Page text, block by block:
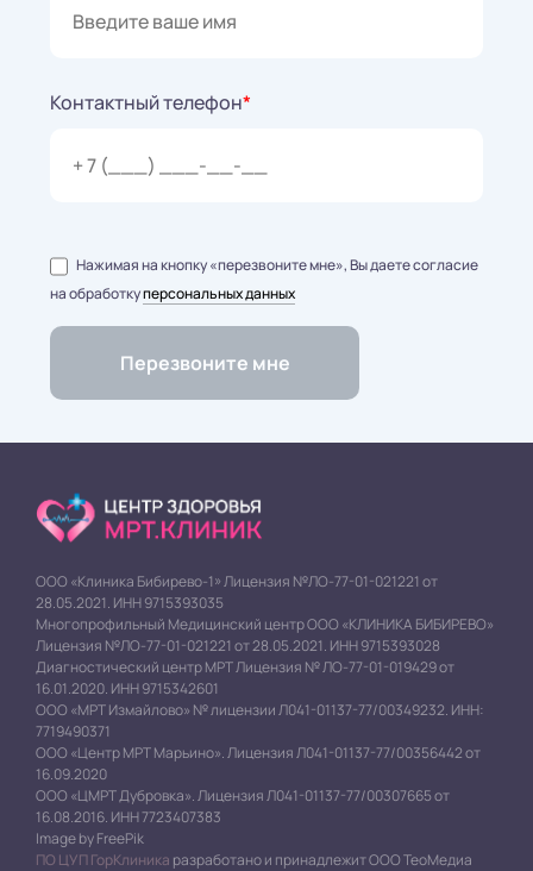
Контактный телефон*
Нажимая на кнопку «перезвоните мне», Вы даете согласие
на обработкуперсональных данных
ООО «Клиника Бибирево-1» Лицензия №ЛО-77-01-021221 от
28.05.2021. ИНН 9715393035
Многопрофильный Медицинский центр ООО «КЛИНИКА БИБИРЕВО»
Лицензия №ЛО-77-01-021221 от 28.05.2021. ИНН 9715393028
Диагностический центр МРТ Лицензия № ЛО-77-01-019429 от
16.01.2020. ИНН 9715342601
ООО «МРТ Измайлово» № лицензии Л041-01137-77/00349232. ИНН:
7719490371
ООО «Центр МРТ Марьино». Лицензия Л041-01137-77/00356442 от
16.09.2020
ООО «ЦМРТ Дубровка». Лицензия Л041-01137-77/00307665 от
16.08.2016. ИНН 7723407383
Image by FreePik
ПО ЦУП ГорКлиника разработано и принадлежит ООО ТеоМедиа